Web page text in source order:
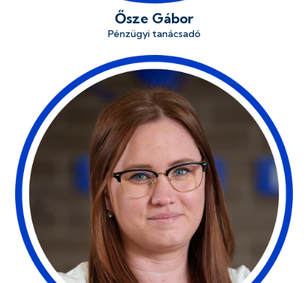
Ősze Gábor
Pénzügyi tanácsadó